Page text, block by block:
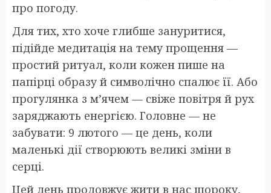
про погоду.
Для тих, хто хоче глибше зануритися,
підійде медитація на тему прощення —
простий ритуал, коли кожен пише на
папірці образу й символічно спалює її. Або
прогулянка з м’ячем — свіже повітря й рух
заряджають енергією. Головне — не
забувати: 9 лютого — це день, коли
маленькі дії створюють великі зміни в
серці.
Цей день продовжує жити в нас щороку,